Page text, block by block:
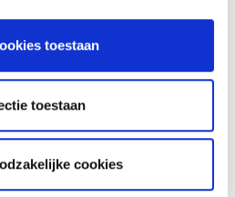
toestaan
toestaan
cookies